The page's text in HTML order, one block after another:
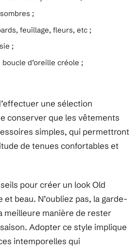
;
feuillage, fleurs, etc ;
;
d’oreille créole ;
une sélection
conserver que les vêtements
simples, qui permettront
de tenues confortables et
pour créer un look Old
beau. N’oubliez pas, la garde-
meilleure manière de rester
Adopter ce style implique
intemporelles qui